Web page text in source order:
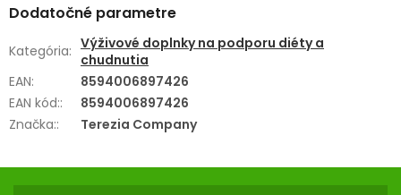
Dodatočné parametre
Kategória: Výživové doplnky na podporu diéty a
chudnutia
EAN:
8594006897426
EAN kód::
8594006897426
Značka:: Terezia Company
Z